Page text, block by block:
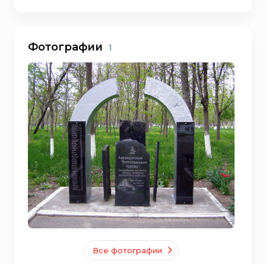
Фотографии 1
Все фотографии